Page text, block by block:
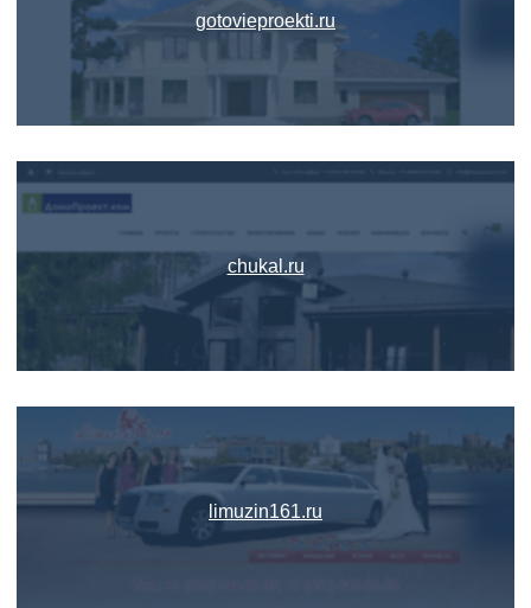
gotovieproekti.ru
chukal.ru
limuzin161.ru